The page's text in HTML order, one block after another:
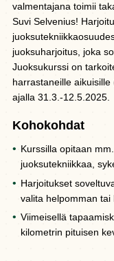
valmentajana toimii
Suvi Selvenius!
juoksuharjoitus, joka
Juoksukurssi on
harrastaneille
ajalla 31.3.-12.5.2025.
Kohokohdat
Kurssilla opitaan
juoksutekniikkaa,
Harjoitukset
valita helpomman tai
Viimeisellä
kilometrin pituisen